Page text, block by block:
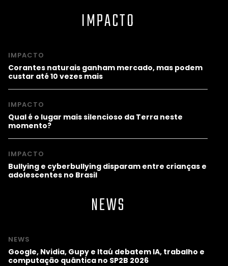
IMPACTO
IMPACTO
Corantes naturais ganham mercado, mas podem
custar até 10 vezes mais
IMPACTO
Qual é o lugar mais silencioso da Terra neste
momento?
IMPACTO
Bullying e cyberbullying disparam entre crianças e
adolescentes no Brasil
NEWS
NEWS
Google, Nvidia, Gupy e Itaú debatem IA, trabalho e
computação quântica no SP2B 2026